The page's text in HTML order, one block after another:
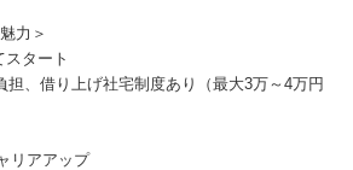
力＞
スタート
、借り上げ社宅制度あり（最大3万～4万円
リアアップ